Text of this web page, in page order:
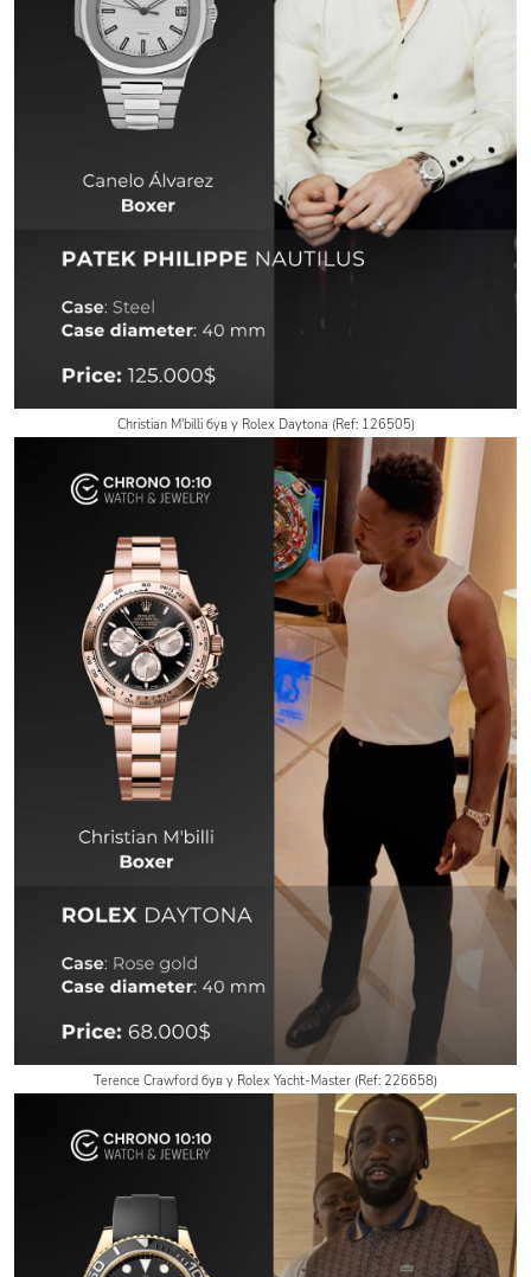
Christian M'billi був у Rolex Daytona (Ref: 126505)
Terence Crawford був у Rolex Yacht-Master (Ref: 226658)